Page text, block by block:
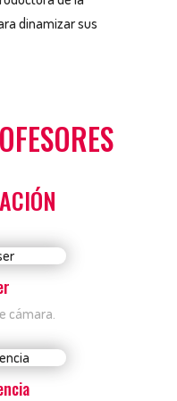
dinamizar sus
cámara.